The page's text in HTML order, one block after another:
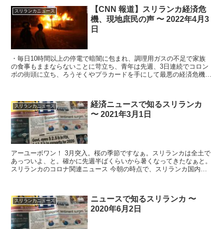
スリランカニュース
【CNN 報道】スリランカ経済危
機、現地庶民の声 〜 2022年4月3
日
・毎日10時間以上の停電で暗闇に包まれ、調理用ガスの不足で家族
の食事もままならないことに苛立ち、青年は先週、3日連続でコロン
ボの街頭に立ち、ろうそくやプラカードを手にして最悪の経済危機に
スリランカニュース
経済ニュースで知るスリランカ
〜 2021年3月1日
アーユーボワン！ 3月突入。桜の季節ですなぁ。スリランカは全土で
あっついよ、と。確かに先週半ばくらいから暑くなってきたなぁと。
スリランカのコロナ関連ニュース 今朝の時点で、スリランカ国内の
スリランカニュース
ニュースで知るスリランカ 〜
2020年6月2日